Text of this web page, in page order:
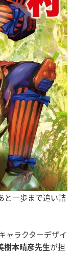
と一歩まで追い詰
ャラクターデザイ
樹本晴彦先生が担